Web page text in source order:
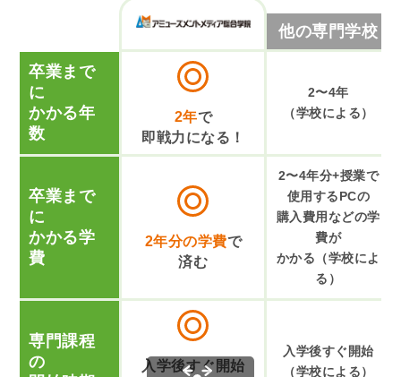
他の専門学校
卒業まで
に
かかる年
数
2年で
即戦力になる！
2〜4年
（学校による）
卒業まで
に
かかる学
費
2年分の学費で
済む
2〜4年分+授業で
使用するPCの
購入費用などの学
費が
かかる（学校によ
る）
専門課程
の
入学後すぐ開始
入学後すぐ開始
（学校による）